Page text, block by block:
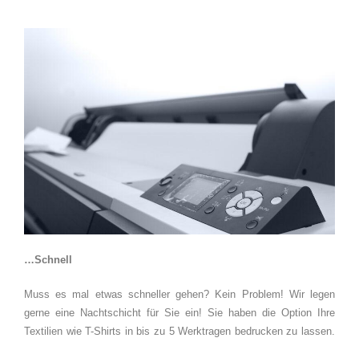
…Schnell
Muss es mal etwas schneller gehen? Kein Problem! Wir legen
gerne eine Nachtschicht für Sie ein! Sie haben die Option Ihre
Textilien wie T-Shirts in bis zu 5 Werktragen bedrucken zu lassen.